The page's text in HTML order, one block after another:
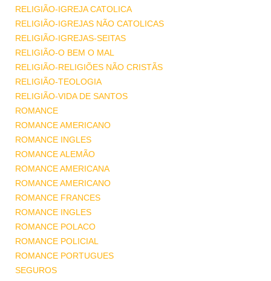
RELIGIÃO-IGREJA CATOLICA
RELIGIÃO-IGREJAS NÃO CATOLICAS
RELIGIÃO-IGREJAS-SEITAS
RELIGIÃO-O BEM O MAL
RELIGIÃO-RELIGIÕES NÃO CRISTÃS
RELIGIÃO-TEOLOGIA
RELIGIÃO-VIDA DE SANTOS
ROMANCE
ROMANCE AMERICANO
ROMANCE INGLES
ROMANCE ALEMÃO
ROMANCE AMERICANA
ROMANCE AMERICANO
ROMANCE FRANCES
ROMANCE INGLES
ROMANCE POLACO
ROMANCE POLICIAL
ROMANCE PORTUGUES
SEGUROS